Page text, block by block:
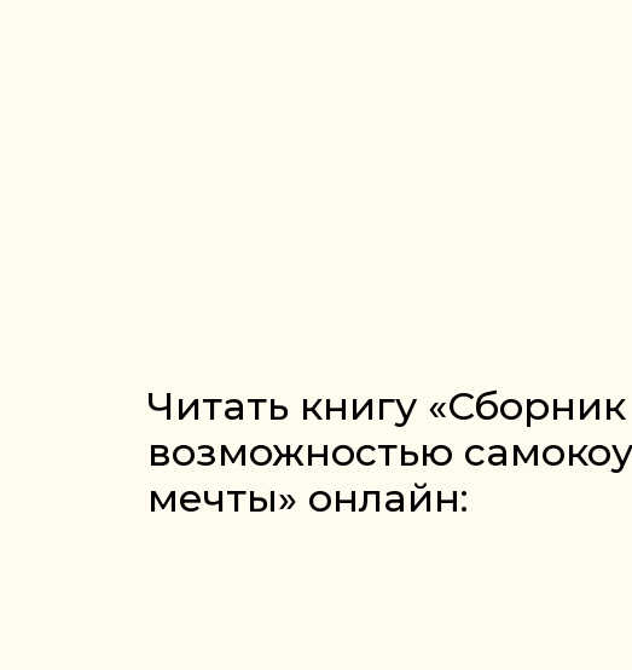
Читать книгу
возможностью
мечты» онлайн: